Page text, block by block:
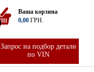
Запрос на подбор детали
по VIN
Ваша корзина
0,00 ГРН.